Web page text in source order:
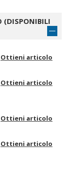
(DISPONIBILI
Ottieni articolo
Ottieni articolo
Ottieni articolo
Ottieni articolo